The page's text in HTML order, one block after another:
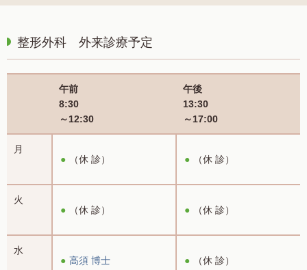
整形外科 外来診療予定
午前
8:30
～12:30
午後
13:30
～17:00
月
（休 診）
（休 診）
火
（休 診）
（休 診）
水
高須 博士
（休 診）